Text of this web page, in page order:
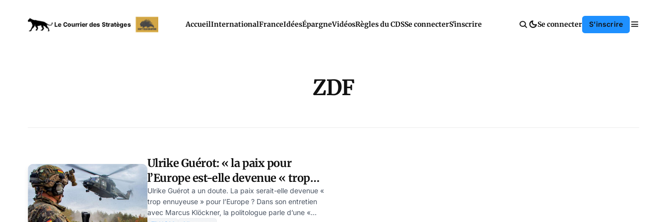
AccueilInternationalFranceIdéesÉpargneVidéosRègles du CDSSe connecterS'inscrire Se connecter S'inscrire
ZDF
Ulrike Guérot: « la paix pour
l’Europe est-elle devenue « trop
ennuyeuse? (partie 1) , par Marcus
Klickner
Ulrike Guérot a un doute. La paix serait-elle devenue «
trop ennuyeuse » pour l’Europe ? Dans son entretien
avec Marcus Klöckner, la politologue parle d’une «